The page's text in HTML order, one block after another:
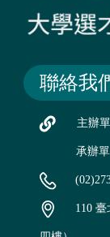
聯絡我
主辦
承辦
110